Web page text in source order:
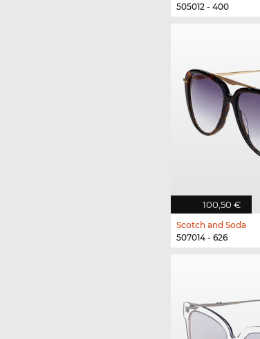
505012 - 400
100,50 €
Scotch and Soda
507014 - 626